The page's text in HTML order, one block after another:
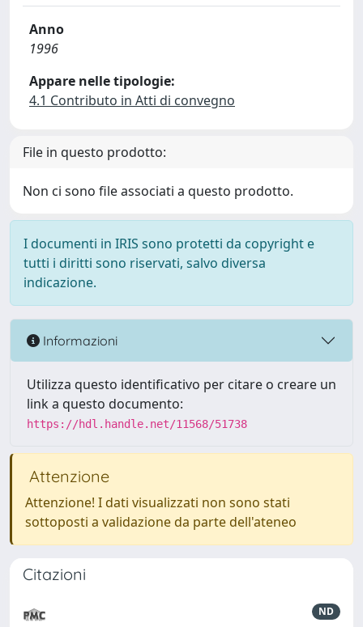
Anno
1996
Appare nelle tipologie:
4.1 Contributo in Atti di convegno
File in questo prodotto:
Non ci sono file associati a questo prodotto.
I documenti in IRIS sono protetti da copyright e
tutti i diritti sono riservati, salvo diversa
indicazione.
Informazioni
Utilizza questo identificativo per citare o creare un
link a questo documento:
https://hdl.handle.net/11568/51738
Attenzione
Attenzione! I dati visualizzati non sono stati
sottoposti a validazione da parte dell'ateneo
Citazioni
ND